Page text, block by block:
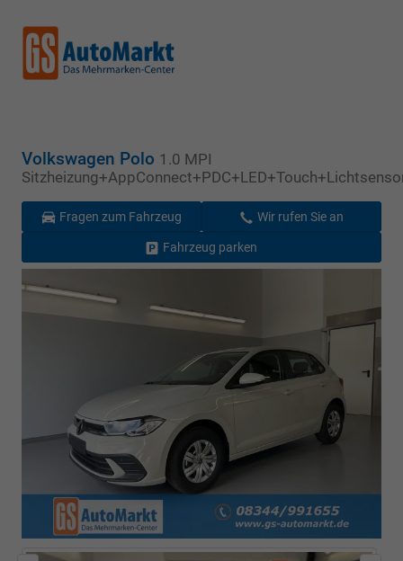
Volkswagen Polo 1.0 MPI
Fragen zum Fahrzeug Wir rufen Sie an
Fahrzeug parken